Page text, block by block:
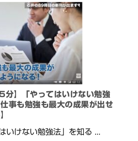
分】「やってはいけない勉強
事も勉強も最大の成果が出せ
いけない勉強法」を知る ...